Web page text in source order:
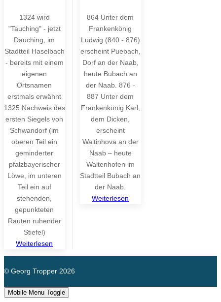
1324 wird
"Tauching" - jetzt
Dauching, im
Stadtteil Haselbach
- bereits mit einem
eigenen
Ortsnamen
erstmals erwähnt
1325 Nachweis des
ersten Siegels von
Schwandorf (im
oberen Teil ein
geminderter
pfalzbayerischer
Löwe, im unteren
Teil ein auf
stehenden,
gepunkteten
Rauten ruhender
Stiefel)
Weiterlesen
864 Unter dem
Frankenkönig
Ludwig (840 - 876)
erscheint Puebach,
Dorf an der Naab,
heute Bubach an
der Naab. 876 -
887 Unter dem
Frankenkönig Karl,
dem Dicken,
erscheint
Waltinhova an der
Naab – heute
Waltenhofen im
Stadtteil Bubach an
der Naab.
Weiterlesen
© Georg Tropper 2026
Mobile Menu Toggle